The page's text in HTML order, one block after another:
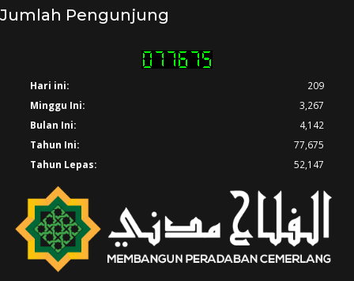
Jumlah Pengunjung
Hari ini:
209
Minggu Ini:
3,267
Bulan Ini:
4,142
Tahun Ini:
77,675
Tahun Lepas:
52,147